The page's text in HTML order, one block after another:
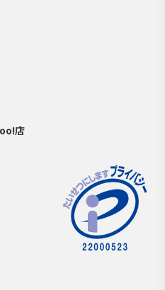
店